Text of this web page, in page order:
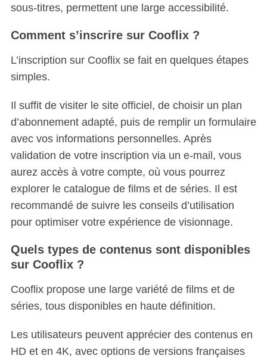
sous-titres, permettent une large accessibilité.
Comment s’inscrire sur Cooflix ?
L’inscription sur Cooflix se fait en quelques étapes
simples.
Il suffit de visiter le site officiel, de choisir un plan
d’abonnement adapté, puis de remplir un formulaire
avec vos informations personnelles. Après
validation de votre inscription via un e-mail, vous
aurez accès à votre compte, où vous pourrez
explorer le catalogue de films et de séries. Il est
recommandé de suivre les conseils d’utilisation
pour optimiser votre expérience de visionnage.
Quels types de contenus sont disponibles
sur Cooflix ?
Cooflix propose une large variété de films et de
séries, tous disponibles en haute définition.
Les utilisateurs peuvent apprécier des contenus en
HD et en 4K, avec options de versions françaises